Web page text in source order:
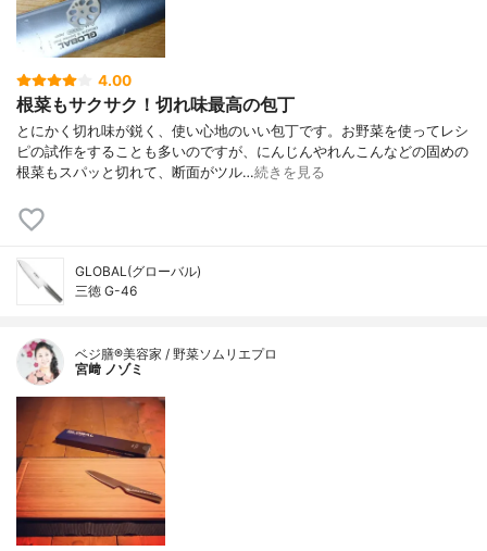
4.00
根菜もサクサク！切れ味最高の包丁
とにかく切れ味が鋭く、使い心地のいい包丁です。お野菜を使ってレシ
ピの試作をすることも多いのですが、にんじんやれんこんなどの固めの
根菜もスパッと切れて、断面がツル…続きを見る
GLOBAL(グローバル)
三徳 G-46
ベジ膳®美容家 / 野菜ソムリエプロ
宮﨑 ノゾミ